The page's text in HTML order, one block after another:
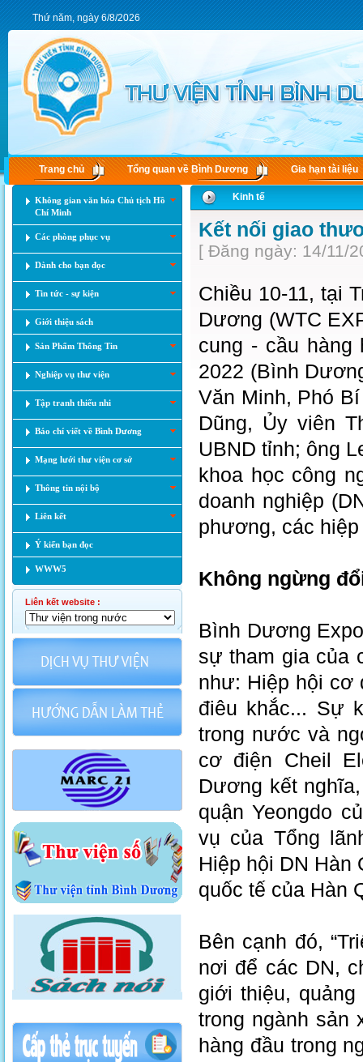
Thứ năm, ngày 6/8/2026
Trang chủ Tổng quan về Bình Dương Gia hạn tài liệu
Không gian văn hóa Chủ tịch Hồ
Chí Minh
Các phòng phục vụ
Dành cho bạn đọc
Tin tức - sự kiện
Giới thiệu sách
Sản Phẩm Thông Tin
Nghiệp vụ thư viện
Tập tranh thiếu nhi
Báo chí viết về Bình Dương
Mạng lưới thư viện cơ sở
Thông tin nội bộ
Liên kết
Ý kiến bạn đọc
WWW5
Liên kết website :
Kinh tế
Kết nối giao
[ Đăng ngày: 14/11/
Chiều 10-11, tại
Dương (WTC
cung - cầu hàng
2022 (Bình
Văn Minh, Phó
Dũng, Ủy viên
UBND tỉnh; ông
khoa học công
doanh nghiệp
phương, các
Không ngừng
Bình Dương
sự tham gia của
như: Hiệp hội cơ
điêu khắc... Sự
trong nước và
cơ điện Cheil
Dương kết
quận Yeongdo
vụ của Tổng
Hiệp hội DN Hàn
quốc tế của Hàn
Bên cạnh đó,
nơi để các DN,
giới thiệu,
trong ngành sản
hàng đầu trong